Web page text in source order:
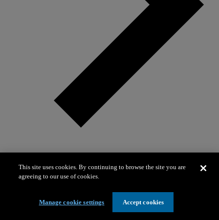
Comunicados de prensa y declaraciones
This site uses cookies. By continuing to browse the site you are
agreeing to our use of cookies.
Manage cookie settings Accept cookies